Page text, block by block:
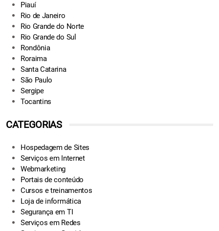
Piauí
Rio de Janeiro
Rio Grande do Norte
Rio Grande do Sul
Rondônia
Roraima
Santa Catarina
São Paulo
Sergipe
Tocantins
CATEGORIAS
Hospedagem de Sites
Serviços em Internet
Webmarketing
Portais de conteúdo
Cursos e treinamentos
Loja de informática
Segurança em TI
Serviços em Redes